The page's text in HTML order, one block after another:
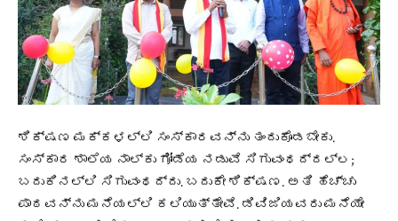
ಶಿಕ್ಷಣ ಮಕ್ಕಳಲ್ಲಿ ಸಂಸ್ಕಾರವನ್ನು ತಂದುಕೊಡಬೇಕು.
ಸಂಸ್ಕಾರ ಶಾಲೆಯ ನಾಲ್ಕು ಗೋಡೆಯ ನಡುವೆ ಸಿಗುವಂಥದ್ದಲ್ಲ;
ಬದುಕಿನಲ್ಲಿ ಸಿಗುವಂಥದ್ದು. ಬದುಕೇ ಶಿಕ್ಷಣ. ಅತಿ ಹೆಚ್ಚು
ಪಾಠವನ್ನು ಮನೆಯಲ್ಲಿ ಕಲಿಯುತ್ತೇವೆ. ಡಿವಿಜಿಯವರು ಮನೆಯೇ